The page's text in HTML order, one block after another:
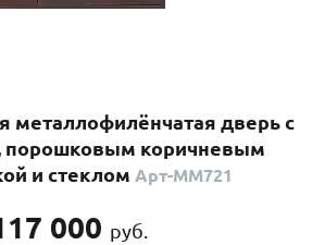
металлофилёнчатая дверь с
порошковым коричневым
и стеклом Арт-ММ721
000 руб.